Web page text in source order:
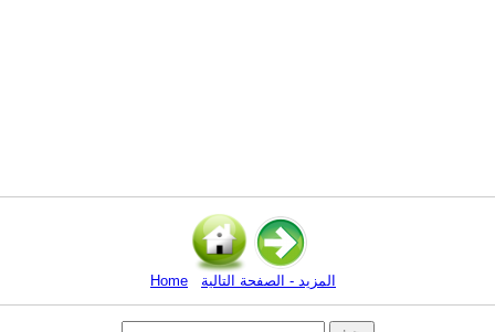
Home المزيد - الصفحة التالية